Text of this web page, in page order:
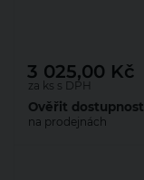
za ks s DPH
3 025,00 Kč
Ověřit dostupnost
na prodejnách